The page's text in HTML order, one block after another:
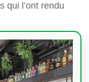
qui l’ont rendu